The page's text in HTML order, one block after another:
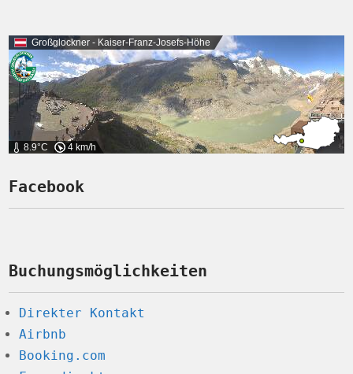
Großglockner - Kaiser-Franz-Josefs-Höhe
8.9°C 4 km/h
Facebook
Buchungsmöglichkeiten
Direkter Kontakt
Airbnb
Booking.com